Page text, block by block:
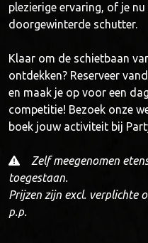
plezierige ervaring, of je
doorgewinterde schutter.
Klaar om de schietbaan
ontdekken? Reserveer
en maak je op voor een
competitie! Bezoek onze
boek jouw activiteit bij
Zelf meegenomen
toegestaan.
Prijzen zijn excl. verplichte
p.p.